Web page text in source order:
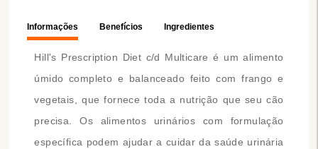
Informações Benefícios Ingredientes
Hill's Prescription Diet c/d Multicare é um alimento
úmido completo e balanceado feito com frango e
vegetais, que fornece toda a nutrição que seu cão
precisa. Os alimentos urinários com formulação
específica podem ajudar a cuidar da saúde urinária